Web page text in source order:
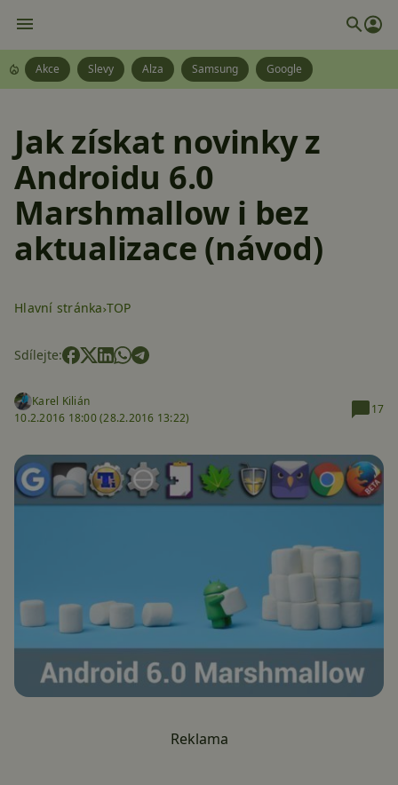
Akce Slevy Alza Samsung Google
Jak získat novinky z
Androidu 6.0
Marshmallow i bez
aktualizace (návod)
Hlavní stránka TOP
Sdílejte:
Karel Kilián
10.2.2016 18:00 (28.2.2016 13:22)
17
Reklama